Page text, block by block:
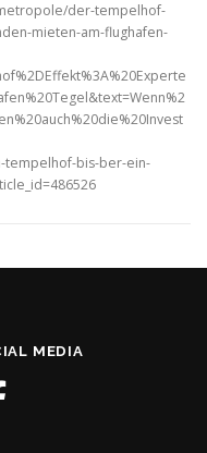
der-tempelhof-
mieten-am-flughafen-
tempelhof-bis-ber-ein-
MEDIA